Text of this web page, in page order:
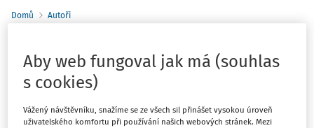
Domů Autoři
Sledovat autora
Adéla působí v Grantexu jako daňová asistentka. Svou
Aby web fungoval jak má (souhlas
s cookies)
Vážený návštěvníku, snažíme se ze všech sil přinášet vysokou úroveň
uživatelského komfortu při používání našich webových stránek. Mezi